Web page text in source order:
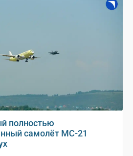
полностью
самолёт МС-21